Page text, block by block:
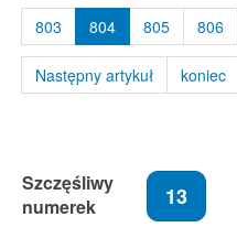
803 804 805 806
Następny artykuł koniec
Szczęśliwy
numerek
13